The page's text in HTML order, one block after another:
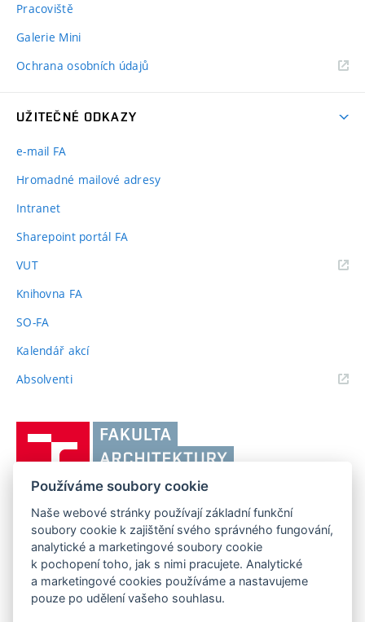
Pracoviště
Galerie Mini
Ochrana osobních údajů
UŽITEČNÉ ODKAZY
e-mail FA
Hromadné mailové adresy
Intranet
Sharepoint portál FA
VUT(externí
Knihovna FA
SO-FA
Kalendář akcí
Absolventi(externí
Brně,
Fakulta
architektury
FAKULTA ARCHITEKTURY VUT V BRNĚ
Poříčí 273/5, 639 00 Brno
Telefon: 54114 6600
www.fa.vutbr.cz
info@fa.vutbr.cz
Používáme soubory cookie
Naše webové stránky používají základní funkční
soubory cookie k zajištění svého správného fungování,
analytické a marketingové soubory cookie
k pochopení toho, jak s nimi pracujete. Analytické
a marketingové cookies používáme a nastavujeme
pouze po udělení vašeho souhlasu.